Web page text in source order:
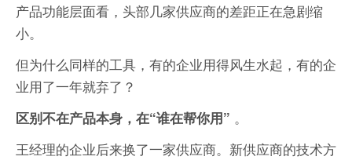
产品功能层面看，头部几家供应商的差距正在急剧缩
小。
但为什么同样的工具，有的企业用得风生水起，有的企
业用了一年就弃了？
区别不在产品本身，在“谁在帮你用” 。
王经理的企业后来换了一家供应商。新供应商的技术方